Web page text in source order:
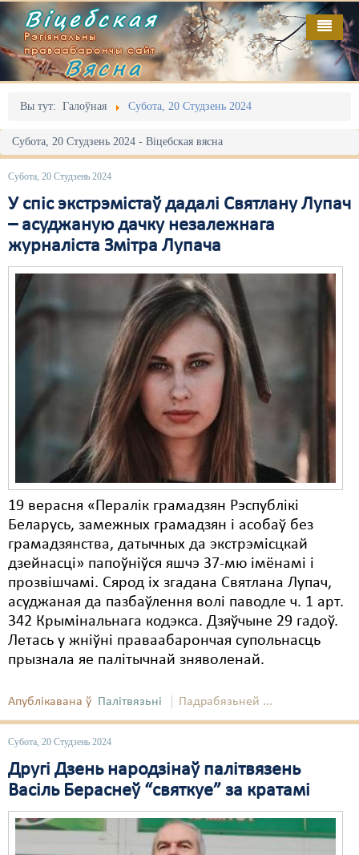
Віцебская
Рэгіянальны
праваабарончы сайт
Вясна
Вы тут: Галоўная Субота, 20 Студзень 2024
Субота, 20 Студзень 2024 - Віцебская вясна
Субота, 20 Студзень 2024
У спіс экстрэмістаў дадалі Святлану Лупач
– асуджаную дачку незалежнага
журналіста Змітра Лупача
19 верасня «Пералік грамадзян Рэспублікі
Беларусь, замежных грамадзян і асобаў без
грамадзянства, датычных да экстрэмісцкай
дзейнасці» папоўніўся яшчэ 37-мю імёнамі і
прозвішчамі. Сярод іх згадана Святлана Лупач,
асуджаная да пазбаўлення волі паводле ч. 1 арт.
342 Крымінальнага кодэкса. Дзяўчыне 29 гадоў.
Летась у жніўні праваабарончая супольнасць
прызнала яе палітычнай зняволенай.
Апублікавана ў Палітвязьні Падрабязьней ...
Субота, 20 Студзень 2024
Другі Дзень народзінаў палітвязень
Васіль Бераснеў “святкуе” за кратамі
Галоўная
Адміністрацыйны перасьлед
Акцыі
Выбары
Грамадзянскія ініцыятывы
Дзяржава
Дыскрымінацыя
Карная псыхіятрыя
КПЧ ААН
Культурныя правы
Мігранты
Мірныя сходы
Палітвязьні
Праваабаронцы
Правы дзіцяці
Пэнітэнцыярная сыстэма
Свабода слова
Свабода сумленьня
Суд
Сьмяротнае пакараньне
Выданьні
Відэа
Пра нас
RSS